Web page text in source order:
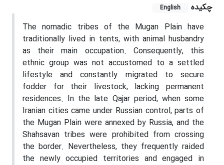
چکیده
English
The nomadic tribes of the Mugan Plain have
traditionally lived in tents, with animal husbandry
as their main occupation. Consequently, this
ethnic group was not accustomed to a settled
lifestyle and constantly migrated to secure
fodder for their livestock, lacking permanent
residences. In the late Qajar period, when some
Iranian cities came under Russian control, parts of
the Mugan Plain were annexed by Russia, and the
Shahsavan tribes were prohibited from crossing
the border. Nevertheless, they frequently raided
the newly occupied territories and engaged in